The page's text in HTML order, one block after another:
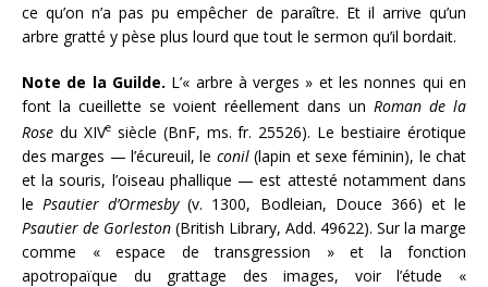
ce qu’on n’a pas pu empêcher de paraître. Et il arrive qu’un
arbre gratté y pèse plus lourd que tout le sermon qu’il bordait.
Note de la Guilde. L’« arbre à verges » et les nonnes qui en
font la cueillette se voient réellement dans un Roman de la
Rose du XIVesiècle (BnF, ms. fr. 25526). Le bestiaire érotique
des marges — l’écureuil, le conil(lapin et sexe féminin), le chat
et la souris, l’oiseau phallique — est attesté notamment dans
le Psautier d’Ormesby(v. 1300, Bodleian, Douce 366) et le
Psautier de Gorleston (British Library, Add. 49622). Sur la marge
comme « espace de transgression » et la fonction
apotropaïque du grattage des images, voir l’étude «